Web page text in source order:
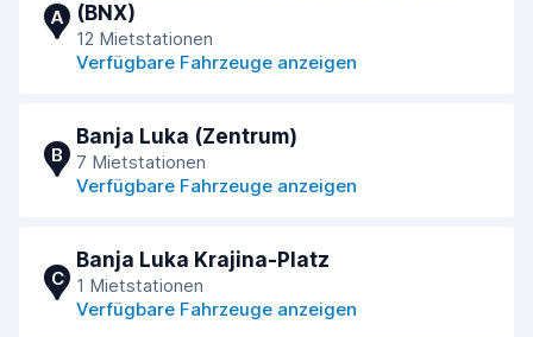
A
(BNX)
12 Mietstationen
Verfügbare Fahrzeuge anzeigen
B
Banja Luka (Zentrum)
7 Mietstationen
Verfügbare Fahrzeuge anzeigen
C
Banja Luka Krajina-Platz
1 Mietstationen
Verfügbare Fahrzeuge anzeigen